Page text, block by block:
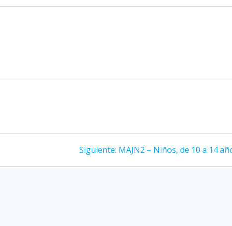
Siguiente: Siguiente
MAJN2 – Niños, de 10 a 14